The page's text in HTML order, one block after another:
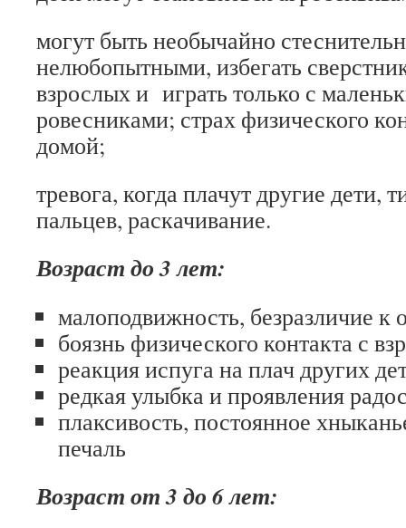
могут быть необычайно
нелюбопытными, избегать
взрослых и играть только с
ровесниками; страх физического
домой;
тревога, когда плачут другие дети,
пальцев, раскачивание.
Возраст до 3 лет:
малоподвижность, безразличие
боязнь физического контакта с
реакция испуга на плач других
редкая улыбка и проявления
плаксивость, постоянное
печаль
Возраст от 3 до 6 лет: